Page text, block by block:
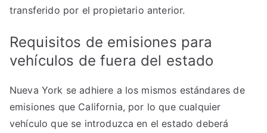
transferido por el propietario anterior.
Requisitos de emisiones para
vehículos de fuera del estado
Nueva York se adhiere a los mismos estándares de
emisiones que California, por lo que cualquier
vehículo que se introduzca en el estado deberá